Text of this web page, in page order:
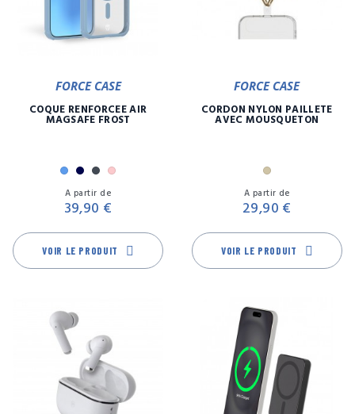
FORCE CASE
COQUE RENFORCÉE AIR
MAGSAFE FROST
BleuMarine
NoirRose
A partir de
39,90 €
VOIR LE PRODUIT
FORCE CASE
CORDON NYLON PAILLETE
AVEC MOUSQUETON
Or
A partir de
29,90 €
VOIR LE PRODUIT